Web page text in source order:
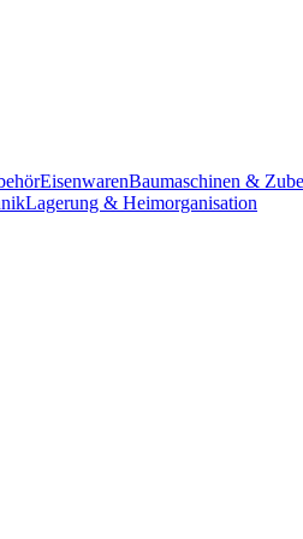
EisenwarenBaumaschinen &
Lagerung & Heimorganisation